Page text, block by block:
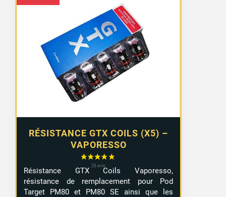
RÉSISTANCE GTX COILS (X5) –
VAPORESSO
Résistance GTX Coils Vaporesso,
résistance de remplacement pour Pod
Target PM80 et PM80 SE ainsi que les